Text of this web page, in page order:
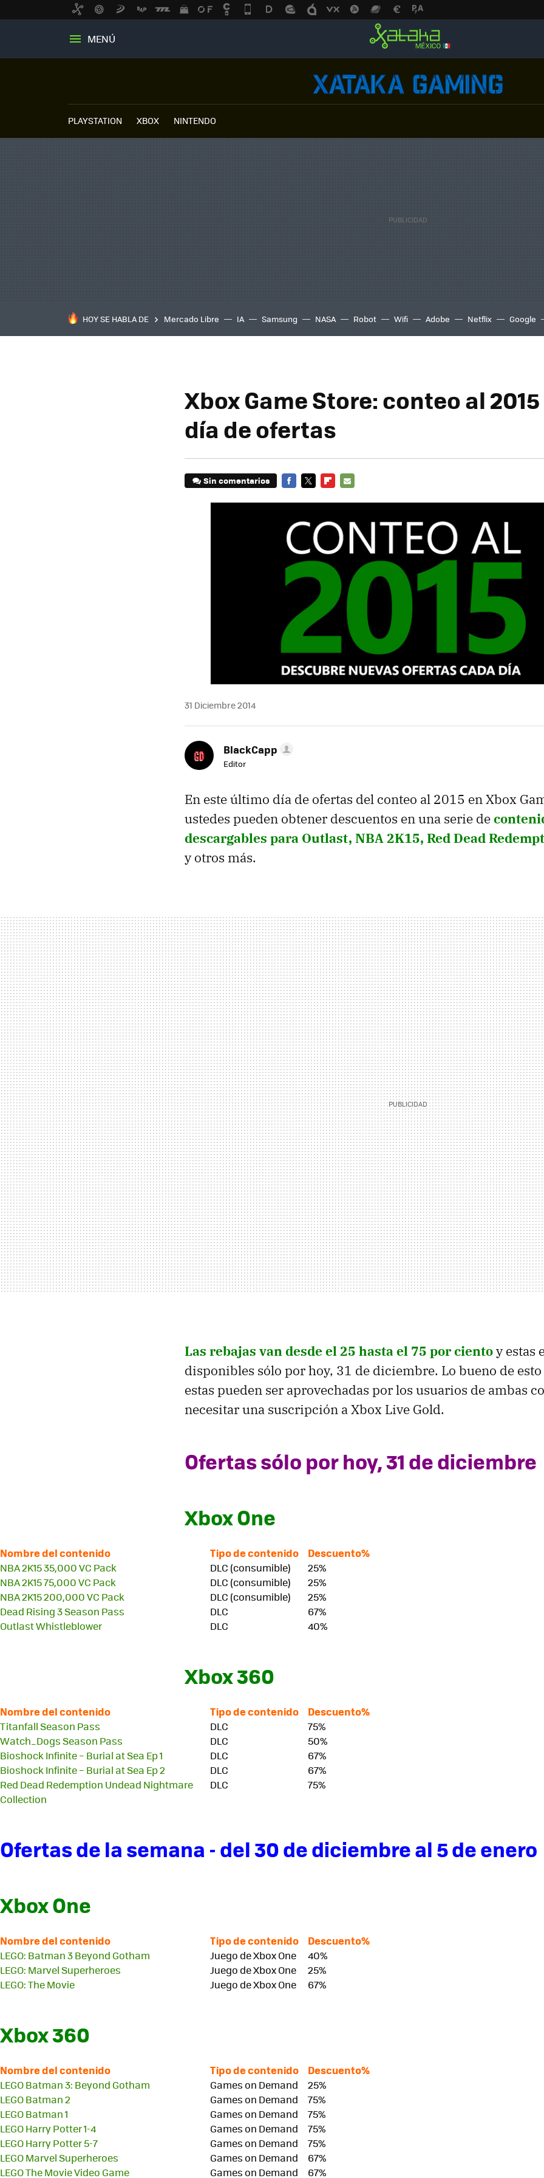
MENÚ
PLAYSTATION XBOX NINTENDO
HOY SE HABLA DE Mercado Libre IA Samsung NASA Robot Wifi Adobe Netflix Google
Xbox Game Store: conteo al
día de ofertas
Sin comentarios
31 Diciembre 2014
BlackCapp
Editor
En este último día de ofertas del conteo al 2015 en Xbox
ustedes pueden obtener descuentos en una serie de
descargables para Outlast, NBA 2K15, Red Dead
y otros más.
Las rebajas van desde el 25 hasta el 75 por cientoy estas
disponibles sólo por hoy, 31 de diciembre. Lo bueno de esto
estas pueden ser aprovechadas por los usuarios de ambas
necesitar una suscripción a Xbox Live Gold.
Ofertas sólo por hoy, 31 de diciembre
Xbox One
Nombre del contenido Tipo de contenido Descuento%
NBA 2K15 35,000 VC Pack DLC (consumible)
25%
NBA 2K15 75,000 VC Pack
DLC (consumible)
25%
NBA 2K15 200,000 VC Pack
DLC (consumible)
25%
Dead Rising 3 Season Pass
DLC
67%
Outlast Whistleblower
DLC 40%
Xbox 360
Nombre del contenido Tipo de contenido Descuento%
Titanfall Season Pass DLC
75%
Watch_Dogs Season Pass
DLC
50%
Bioshock Infinite – Burial at Sea Ep 1
DLC
67%
Bioshock Infinite – Burial at Sea Ep 2
DLC
67%
Red Dead Redemption Undead Nightmare
Collection
DLC 75%
Ofertas de la semana - del 30 de diciembre al 5 de enero
Xbox One
Nombre del contenido Tipo de contenido Descuento%
LEGO: Batman 3 Beyond Gotham Juego de Xbox One
40%
LEGO: Marvel Superheroes
Juego de Xbox One
25%
LEGO: The Movie
Juego de Xbox One 67%
Xbox 360
Nombre del contenido Tipo de contenido Descuento%
LEGO Batman 3: Beyond Gotham Games on Demand
25%
LEGO Batman 2
Games on Demand
75%
LEGO Batman 1
Games on Demand
75%
LEGO Harry Potter 1-4
Games on Demand
75%
LEGO Harry Potter 5-7
Games on Demand
75%
LEGO Marvel Superheroes
Games on Demand
67%
LEGO The Movie Video Game
Games on Demand 67%